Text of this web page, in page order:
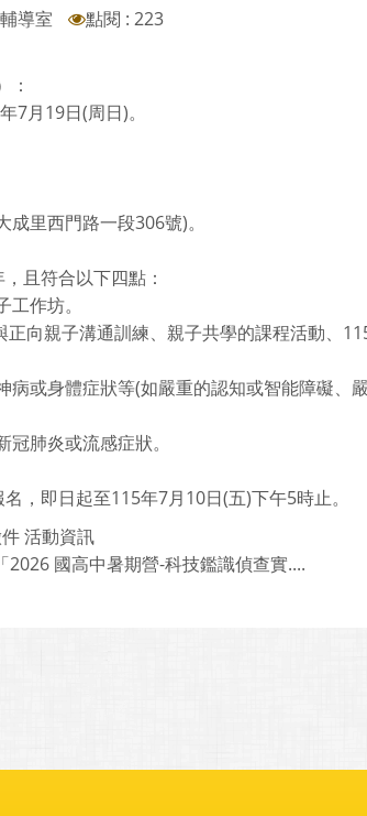
導室
點閱 : 223
：
7月19日(周日)。
里西門路一段306號)。
且符合以下四點：
作坊。
向親子溝通訓練、親子共學的課程活動、
或身體症狀等(如嚴重的認知或智能障礙、
肺炎或流感症狀。
即日起至115年7月10日(五)下午5時止。
活動資訊
國高中暑期營-科技鑑識偵查實....